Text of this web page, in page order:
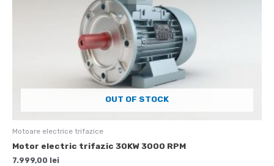
OUT OF STOCK
Motoare electrice trifazice
Motor electric trifazic 30KW 3000 RPM
7.999,00 lei